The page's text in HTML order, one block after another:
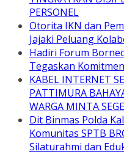
PERSONEL
Otorita IKN dan
Jajaki Peluang
Hadiri Forum
Tegaskan
KABEL INTERNET
PATTIMURA
WARGA MINTA
Dit Binmas Polda
Komunitas SPTB
Silaturahmi dan